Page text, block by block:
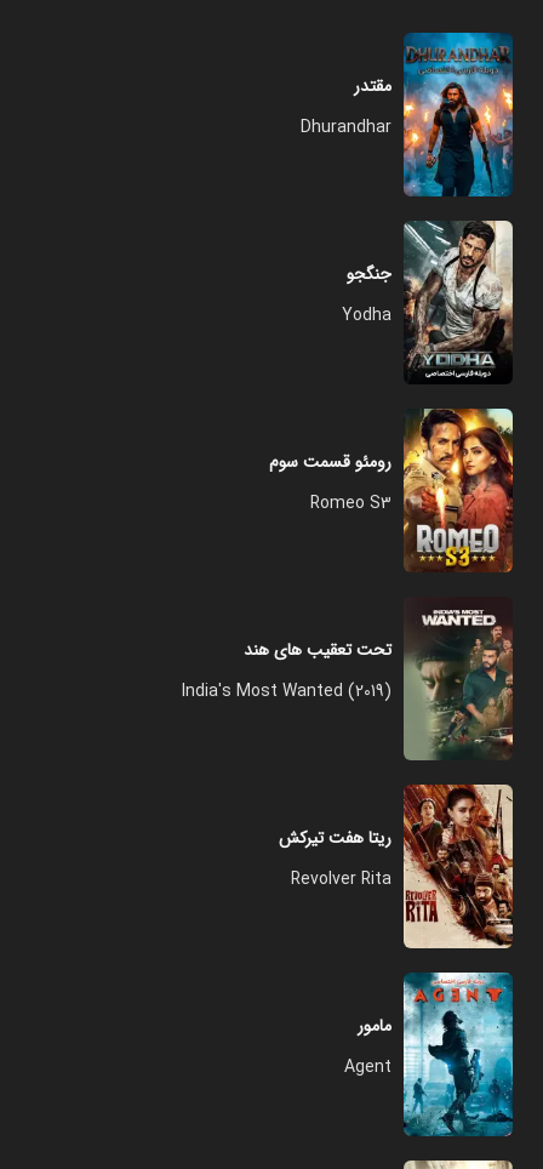
مقتدر
Dhurandhar
جنگجو
Yodha
رومئو قسمت سوم
Romeo S3
تحت تعقیب های هند
India's Most Wanted (2019)
ریتا هفت تیرکش
Revolver Rita
مامور
Agent